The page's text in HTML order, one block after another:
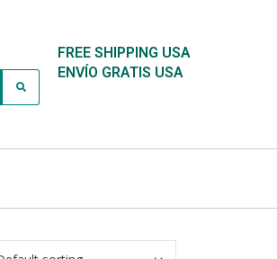
FREE SHIPPING USA
ENVÍO GRATIS USA